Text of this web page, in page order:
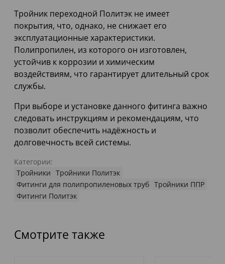
Тройник переходной Политэк не имеет
покрытия, что, однако, не снижает его
эксплуатационные характеристики.
Полипропилен, из которого он изготовлен,
устойчив к коррозии и химическим
воздействиям, что гарантирует длительный срок
службы.
При выборе и установке данного фитинга важно
следовать инструкциям и рекомендациям, что
позволит обеспечить надёжность и
долговечность всей системы.
Категории:
Тройники Тройники Политэк
Фитинги для полипропиленовых труб Тройники ППР
Фитинги Политэк
Смотрите также